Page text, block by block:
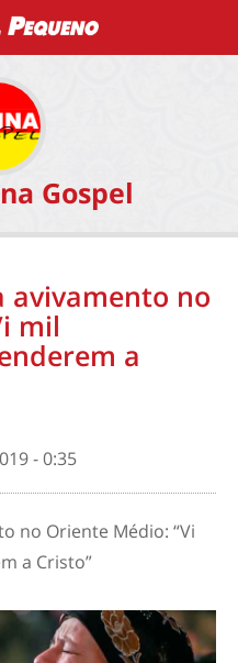
Gospel
avivamento no
mil
a
- 0:35
no Oriente Médio: “Vi
a Cristo”